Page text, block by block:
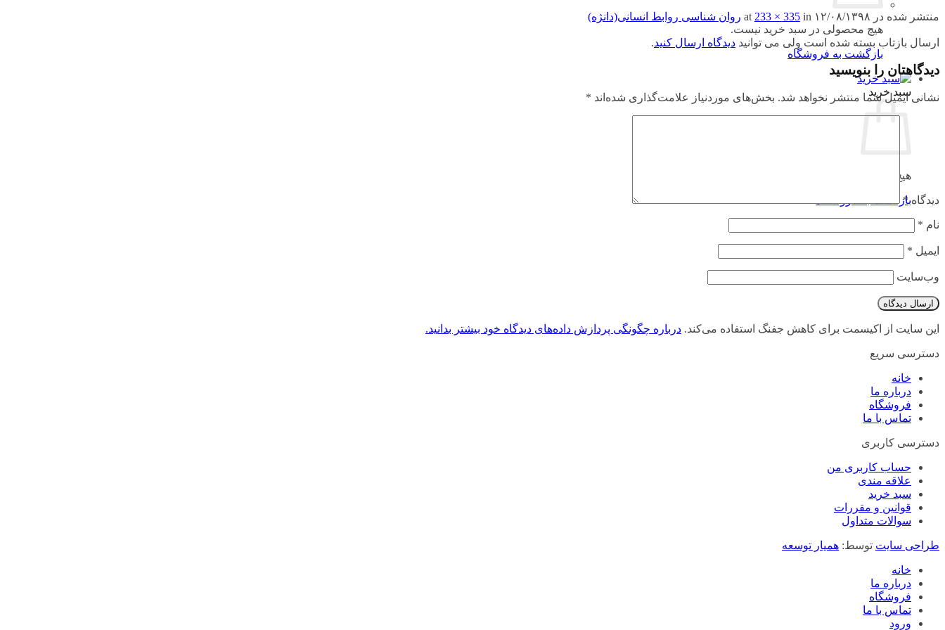
هیچ محصولی در سبد خرید نیست.
بازگشت به فروشگاه
سبد خرید
هیچ محصولی در سبد خرید نیست.
بازگشت به فروشگاه
منتشر شده در ۱۲/۰۸/۱۳۹۸ 233 × 335 in روان شناسی روابط انسانی(دانژه)
ارسال بازتاب بسته شده است ولی می توانید دیدگاه ارسال کنید.
دیدگاهتان را بنویسید
نشانی ایمیل شما منتشر نخواهد شد. بخش‌های موردنیاز علامت‌گذاری شده‌اند *
دیدگاه*
نام *
ایمیل *
وب‌سایت
این سایت از اکیسمت برای کاهش جفنگ استفاده می‌کند. درباره چگونگی پردازش داده‌های دیدگاه خود بیشتر بدانید.
دسترسی سریع
خانه
درباره ما
فروشگاه
تماس با ما
دسترسی کاربری
حساب کاربری من
علاقه مندی
سبد خرید
قوانین و مقررات
سوالات متداول
طراحی سایت توسط: همیار توسعه
خانه
درباره ما
فروشگاه
تماس با ما
ورود